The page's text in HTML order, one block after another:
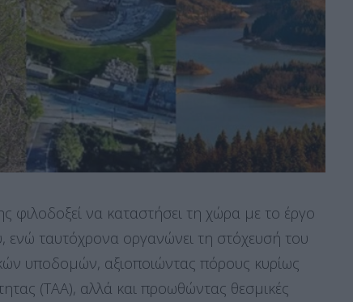
φιλοδοξεί να καταστήσει τη χώρα με το έργο
ενώ ταυτόχρονα οργανώνει τη στόχευσή του
υποδομών, αξιοποιώντας πόρους κυρίως
(ΤΑΑ), αλλά και προωθώντας θεσμικές